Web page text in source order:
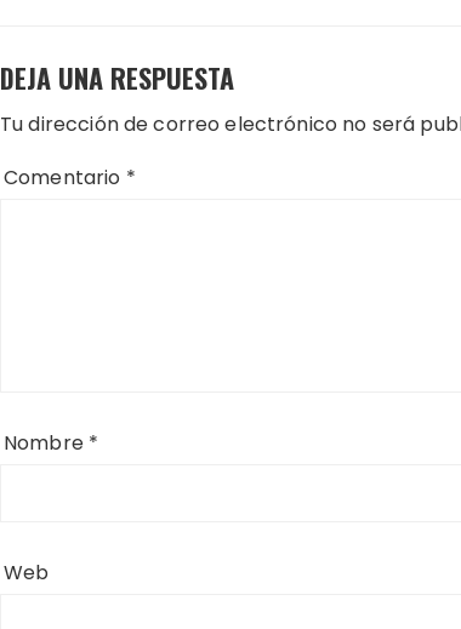
DEJA UNA RESPUESTA
Tu dirección de correo electrónico no será
Comentario *
Nombre *
Web